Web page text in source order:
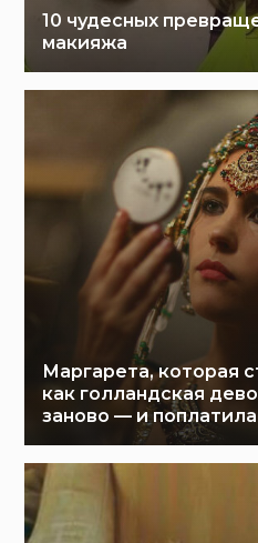
10 чудесных
макияжа
Маргарета, которая
как голландская
заново — и